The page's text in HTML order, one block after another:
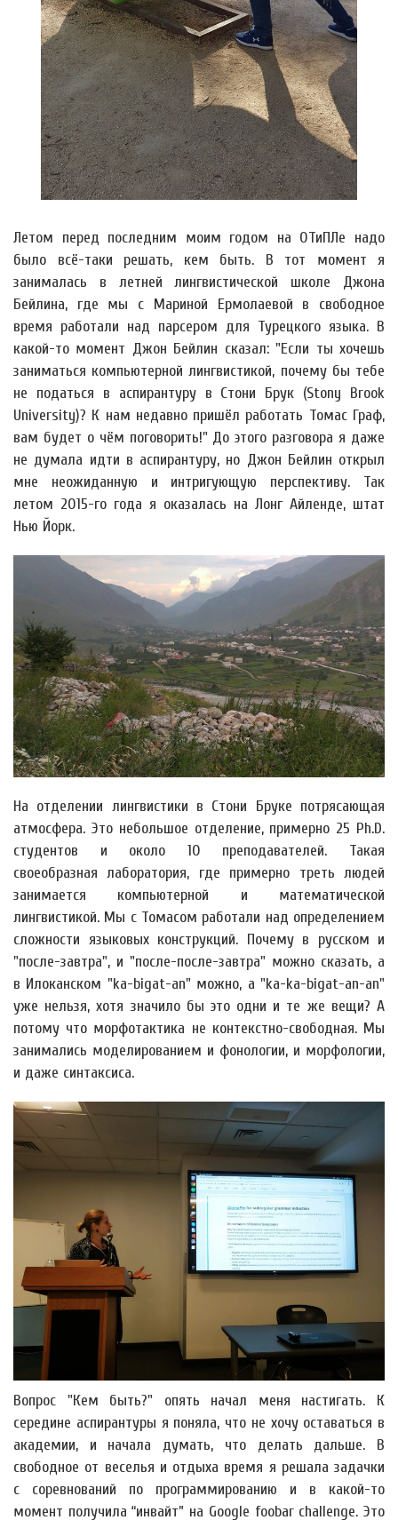
Летом перед последним моим годом на ОТиПЛе надо
было всё-таки решать, кем быть. В тот момент я
занималась в летней лингвистической школе Джона
Бейлина, где мы с Мариной Ермолаевой в свободное
время работали над парсером для Турецкого языка. В
какой-то момент Джон Бейлин сказал: "Если ты хочешь
заниматься компьютерной лингвистикой, почему бы тебе
не податься в аспирантуру в Стони Брук (Stony Brook
University)? К нам недавно пришёл работать Томас Граф,
вам будет о чём поговорить!" До этого разговора я даже
не думала идти в аспирантуру, но Джон Бейлин открыл
мне неожиданную и интригующую перспективу. Так
летом 2015-го года я оказалась на Лонг Айленде, штат
Нью Йорк.
На отделении лингвистики в Стони Бруке потрясающая
атмосфера. Это небольшое отделение, примерно 25 Ph.D.
студентов и около 10 преподавателей. Такая
своеобразная лаборатория, где примерно треть людей
занимается компьютерной и математической
лингвистикой. Мы с Томасом работали над определением
сложности языковых конструкций. Почему в русском и
"после-завтра", и "после-после-завтра" можно сказать, а
в Илоканском "ka-bigat-an" можно, а "ka-ka-bigat-an-an"
уже нельзя, хотя значило бы это одни и те же вещи? А
потому что морфотактика не контекстно-свободная. Мы
занимались моделированием и фонологии, и морфологии,
и даже синтаксиса.
Вопрос "Кем быть?" опять начал меня настигать. К
середине аспирантуры я поняла, что не хочу оставаться в
академии, и начала думать, что делать дальше. В
свободное от веселья и отдыха время я решала задачки
с соревнований по программированию и в какой-то
момент получила “инвайт” на Google foobar challenge. Это